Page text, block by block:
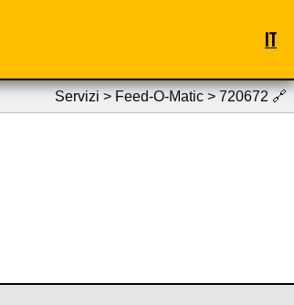
IT
Servizi > Feed-O-Matic > 720672 🔗